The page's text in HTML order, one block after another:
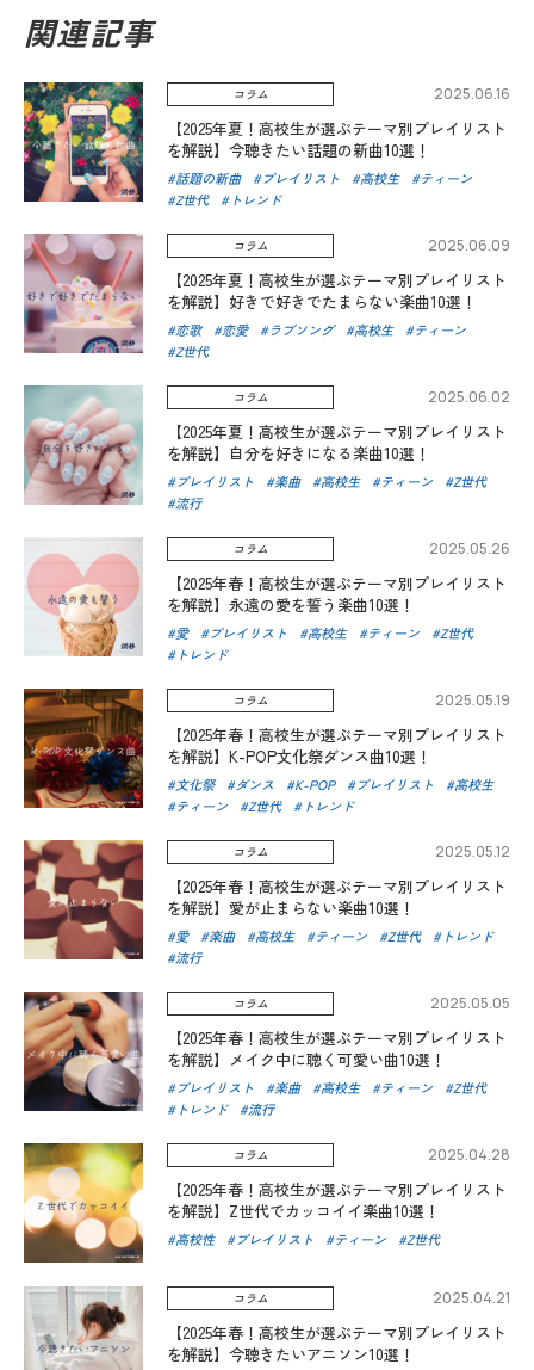
関連記事
コラム 2025.06.16
【2025年夏！高校生が選ぶテーマ別プレイリスト
を解説】今聴きたい話題の新曲10選！
話題の新曲 プレイリスト 高校生
ティーン
Z世代
トレンド
コラム 2025.06.09
【2025年夏！高校生が選ぶテーマ別プレイリスト
を解説】好きで好きでたまらない楽曲10選！
恋歌 恋愛 ラブソング 高校生
ティーン
Z世代
コラム 2025.06.02
【2025年夏！高校生が選ぶテーマ別プレイリスト
を解説】自分を好きになる楽曲10選！
プレイリスト 楽曲 高校生 ティーン
Z世代
流行
コラム 2025.05.26
【2025年春！高校生が選ぶテーマ別プレイリスト
を解説】永遠の愛を誓う楽曲10選！
愛 プレイリスト 高校生 ティーン
Z世代
トレンド
コラム 2025.05.19
【2025年春！高校生が選ぶテーマ別プレイリスト
を解説】K-POP文化祭ダンス曲10選！
文化祭 ダンス K-POP プレイリスト
高校生
ティーン
Z世代 トレンド
コラム 2025.05.12
【2025年春！高校生が選ぶテーマ別プレイリスト
を解説】愛が止まらない楽曲10選！
愛 楽曲 高校生 ティーン Z世代
トレンド
流行
コラム 2025.05.05
【2025年春！高校生が選ぶテーマ別プレイリスト
を解説】メイク中に聴く可愛い曲10選！
プレイリスト 楽曲 高校生 ティーン
Z世代
トレンド
流行
コラム 2025.04.28
【2025年春！高校生が選ぶテーマ別プレイリスト
を解説】Z世代でカッコイイ楽曲10選！
高校性 プレイリスト ティーン Z世代
コラム 2025.04.21
【2025年春！高校生が選ぶテーマ別プレイリスト
を解説】今聴きたいアニソン10選！